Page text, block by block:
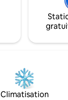
Climatisation